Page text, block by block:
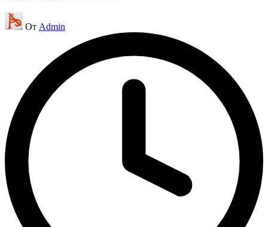
Запись
от
От Admin